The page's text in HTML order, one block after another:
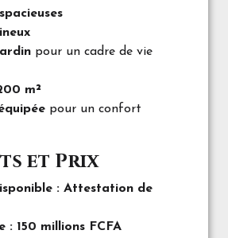
pour un cadre de vie
m²
pour un confort
et Prix
: Attestation de
: 150 millions FCFA